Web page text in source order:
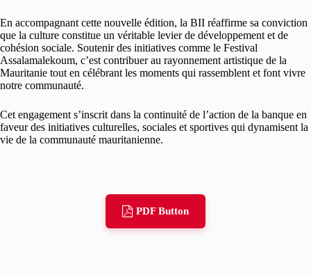
En accompagnant cette nouvelle édition, la BII réaffirme sa conviction
que la culture constitue un véritable levier de développement et de
cohésion sociale. Soutenir des initiatives comme le Festival
Assalamalekoum, c’est contribuer au rayonnement artistique de la
Mauritanie tout en célébrant les moments qui rassemblent et font vivre
notre communauté.
Cet engagement s’inscrit dans la continuité de l’action de la banque en
faveur des initiatives culturelles, sociales et sportives qui dynamisent la
vie de la communauté mauritanienne.
PDF Button